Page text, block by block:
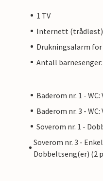
1 TV
Internett (trådløst)
Drukningsalarm for
Antall barnesenger:
Baderom nr. 1 -
Baderom nr. 3 -
Soverom nr. 1 -
Soverom nr. 3 -
Dobbeltseng(er) (2